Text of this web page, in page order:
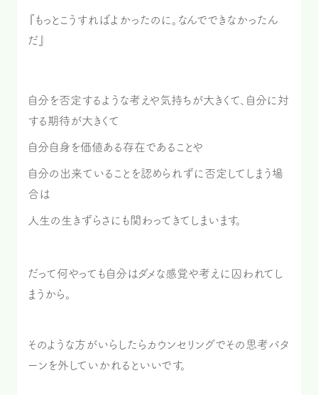
『もっとこうすればよかったのに。なんでできなかったん
だ』
自分を否定するような考えや気持ちが大きくて、自分に対
する期待が大きくて
自分自身を価値ある存在であることや
自分の出来ていることを認められずに否定してしまう場
合は
人生の生きずらさにも関わってきてしまいます。
だって何やっても自分はダメな感覚や考えに囚われてし
まうから。
そのような方がいらしたらカウンセリングでその思考パタ
ーンを外していかれるといいです。